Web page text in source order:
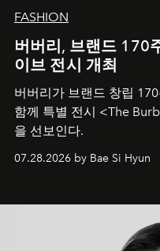
FASHION
버버리, 브랜드 170
이브 전시 개최
버버리가 브랜드 창립
함께 특별 전시 <The
을 선보인다.
07.28.2026 by Bae Si Hyun